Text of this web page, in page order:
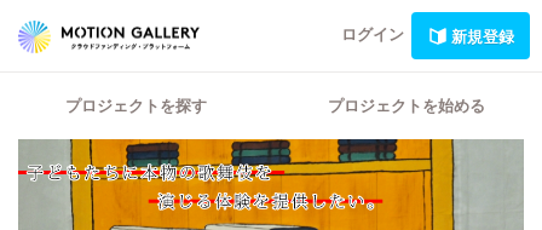
ログイン 新規登録
プロジェクトを探す プロジェクトを始める